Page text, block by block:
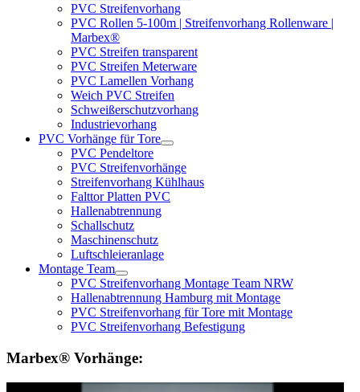
PVC Streifenvorhang
PVC Rollen 5-100m | Streifenvorhang Rollenware |
Marbex®
PVC Streifen transparent
PVC Streifen Meterware
PVC Lamellen Vorhang
Weich PVC Streifen
Schweißerschutzvorhang
Industrievorhang
PVC Vorhänge für Tore
PVC Pendeltore
PVC Streifenvorhänge
Streifenvorhang Kühlhaus
Falttor Platten PVC
Hallenabtrennung
Schallschutz
Maschinenschutz
Luftschleieranlage
Montage Team
PVC Streifenvorhang Montage Team NRW
Hallenabtrennung Hamburg mit Montage
PVC Streifenvorhang für Tore mit Montage
PVC Streifenvorhang Befestigung
Marbex® Vorhänge: